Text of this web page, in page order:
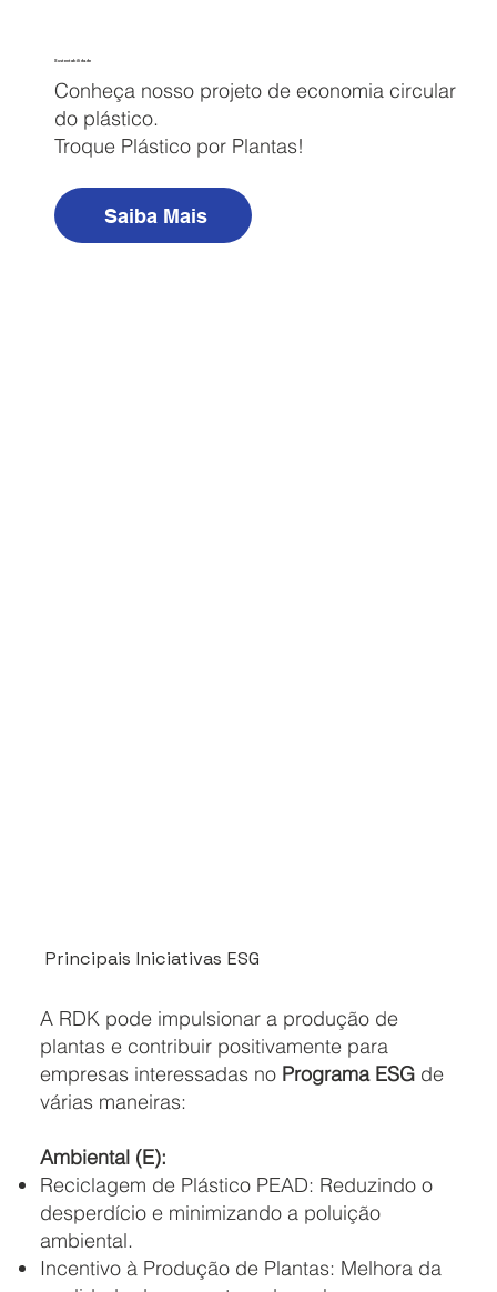
Sustentabilidade
Conhe​ça nosso projeto de economia circular
do plástico.
Troque Plástico por Plantas!
Saiba Mais
Principais Iniciativas ESG
A RDK pode impulsionar a produção de
plantas e contribuir positivamente para
empresas interessadas no Programa ESGde
várias maneiras:
Ambiental (E):
Reciclagem de Plástico PEAD: Reduzindo o
desperdício e minimizando a poluição
ambiental.
Incentivo à Produção de Plantas: Melhora da